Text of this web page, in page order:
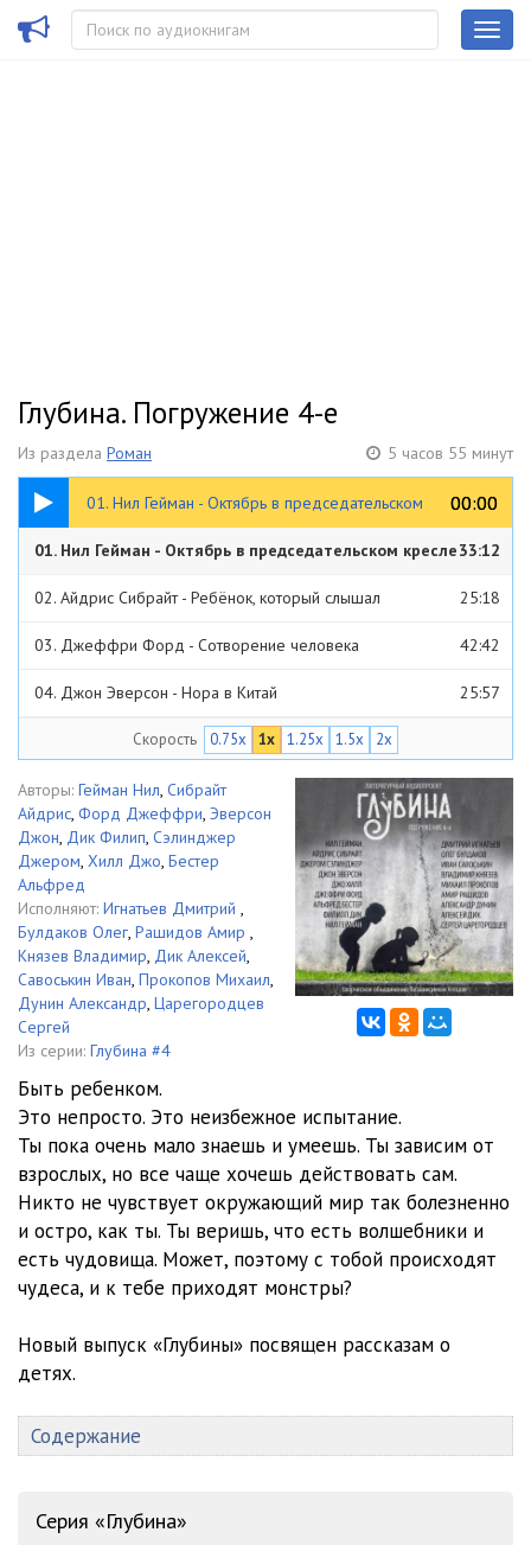
Глубина. Погружение 4-е
Из раздела Роман 5 часов 55 минут
01. Нил Гейман - Октябрь в председательском
кресле
00:00
00:00
33:12
01. Нил Гейман - Октябрь в председательском кресле33:12
02. Айдрис Сибрайт - Ребёнок, который слышал 25:18
03. Джеффри Форд - Сотворение человека 42:42
04. Джон Эверсон - Нора в Китай 25:57
05. Филип Дик - Дама с пирожками
06. Альфред Бестер - Звездочка светлая, звездочка ранняя
50:43
07. Джером Сэлинджер - Тедди 1:03:06
08. Джо Хилл - Хлоп Арт 59:26
09. Нил Гейман - После закрытия 27:46
Скорость 0.75x 1x 1.25x 1.5x 2x
Авторы: Гейман Нил, Сибрайт
Айдрис, Форд Джеффри, Эверсон
Джон, Дик Филип, Сэлинджер
Джером, Хилл Джо, Бестер
Альфред
Исполняют: Игнатьев Дмитрий ,
Булдаков Олег, Рашидов Амир ,
Князев Владимир, Дик Алексей,
Савоськин Иван, Прокопов Михаил,
Дунин Александр, Царегородцев
Сергей
Из серии: Глубина #4
Быть ребенком.
Это непросто. Это неизбежное испытание.
Ты пока очень мало знаешь и умеешь. Ты зависим от
взрослых, но все чаще хочешь действовать сам.
Никто не чувствует окружающий мир так болезненно
и остро, как ты. Ты веришь, что есть волшебники и
есть чудовища. Может, поэтому с тобой происходят
чудеса, и к тебе приходят монстры?
Новый выпуск «Глубины» посвящен рассказам о
детях.
Содержание
Серия «Глубина»